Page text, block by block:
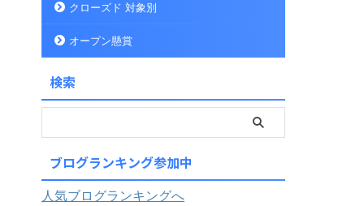
クローズド 対象別
オープン懸賞
検索
ブログランキング参加中
人気ブログランキングへ